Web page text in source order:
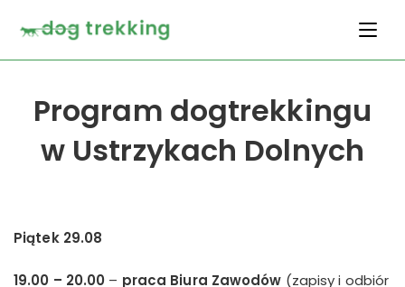
Program dogtrekkingu
w Ustrzykach Dolnych
Piątek 29.08
19.00 – 20.00 – praca Biura Zawodów (zapisy i odbiór